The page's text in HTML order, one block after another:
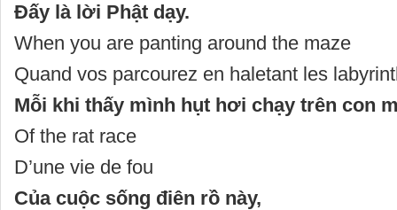
Đấy là lời Phật dạy.
When you are panting around the maze
Quand vos parcourez en haletant les
Mỗi khi thấy mình hụt hơi chạy trên con
Of the rat race
D’une vie de fou
Của cuộc sống điên rồ này,